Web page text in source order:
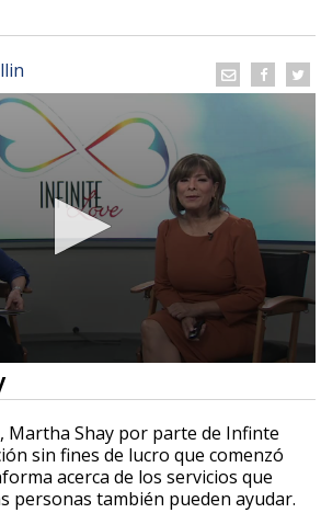
Martha Shay por parte de Infinte
sin fines de lucro que comenzó
acerca de los servicios que
personas también pueden ayudar.